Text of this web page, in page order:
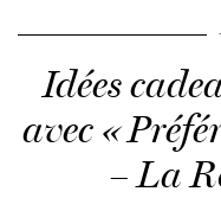
Idées
avec «
– La